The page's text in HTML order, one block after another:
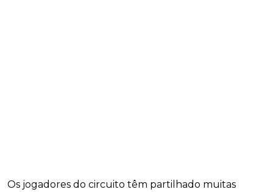
Os jogadores do circuito têm partilhado muitas